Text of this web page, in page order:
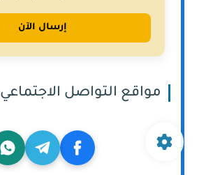
إرسال الآن
مواقع التواصل الاجتماعي